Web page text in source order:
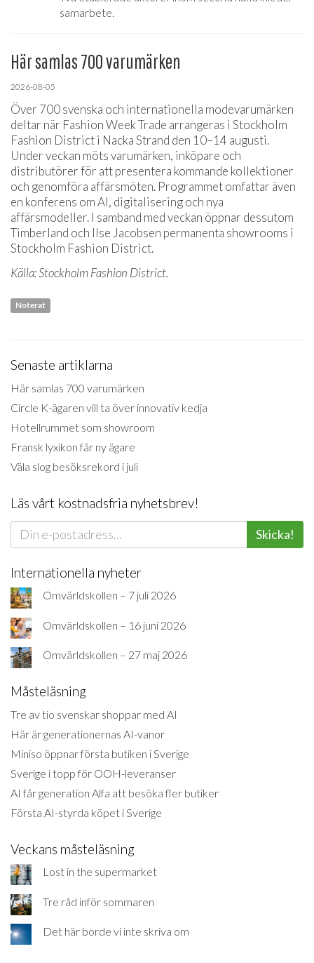
samarbete.
Här samlas 700 varumärken
2026-08-05
Över 700 svenska och internationella modevarumärken
deltar när Fashion Week Trade arrangeras i Stockholm
Fashion District i Nacka Strand den 10–14 augusti.
Under veckan möts varumärken, inköpare och
distributörer för att presentera kommande kollektioner
och genomföra affärsmöten. Programmet omfattar även
en konferens om AI, digitalisering och nya
affärsmodeller. I samband med veckan öppnar dessutom
Timberland och Ilse Jacobsen permanenta showrooms i
Stockholm Fashion District.
Källa: Stockholm Fashion District.
Noterat
Senaste artiklarna
Här samlas 700 varumärken
Circle K-ägaren vill ta över innovativ kedja
Hotellrummet som showroom
Fransk lyxikon får ny ägare
Väla slog besöksrekord i juli
Läs vårt kostnadsfria nyhetsbrev!
Skicka!
Internationella nyheter
Omvärldskollen – 7 juli 2026
Omvärldskollen – 16 juni 2026
Omvärldskollen – 27 maj 2026
Måsteläsning
Tre av tio svenskar shoppar med AI
Här är generationernas AI-vanor
Miniso öppnar första butiken i Sverige
Sverige i topp för OOH-leveranser
AI får generation Alfa att besöka fler butiker
Första AI-styrda köpet i Sverige
Veckans måsteläsning
Lost in the supermarket
Tre råd inför sommaren
Det här borde vi inte skriva om